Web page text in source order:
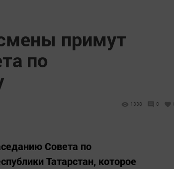
примут
по
1338 0
Совета по
Татарстан, которое